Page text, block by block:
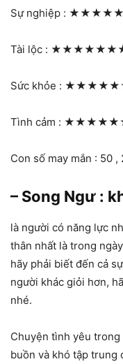
Sự nghiệp :
Tài lộc :
Sức khỏe :
Tình cảm :
Con số may mắn : 50 ,
– Song Ngư :
là người có năng lực
thân nhất là trong
hãy phải biết đến cả
người khác giỏi hơn,
nhé.
Chuyện tình yêu trong
buồn và khó tập trung